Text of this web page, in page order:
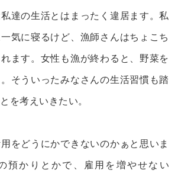
達の生活とはまったく違居ます。私
気に寝るけど、漁師さんはちょこち
ます。女性も漁が終わると、野菜を
そういったみなさんの生活習慣も踏
を考えいきたい。
をどうにかできないのかぁと思いま
預かりとかで、雇用を増やせない